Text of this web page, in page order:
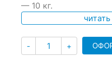
— 10 кг.
- Количество
+